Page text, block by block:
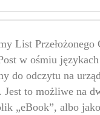
List Przełożonego
w ośmiu językach
do odczytu na
to możliwe na
„eBook”, albo